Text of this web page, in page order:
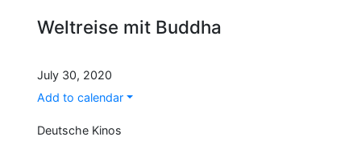
Weltreise mit Buddha
July 30, 2020
Add to calendar
Deutsche Kinos